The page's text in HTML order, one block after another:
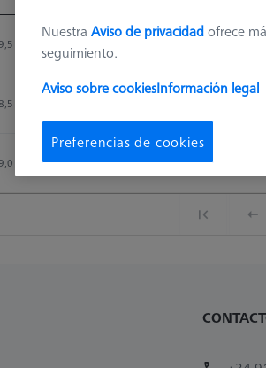
Measuring Length
13,5
11,5
Nuestra Aviso de privacidadofrece
seguimiento.
Aviso sobre cookiesInformación legal
Preferencias de cookies